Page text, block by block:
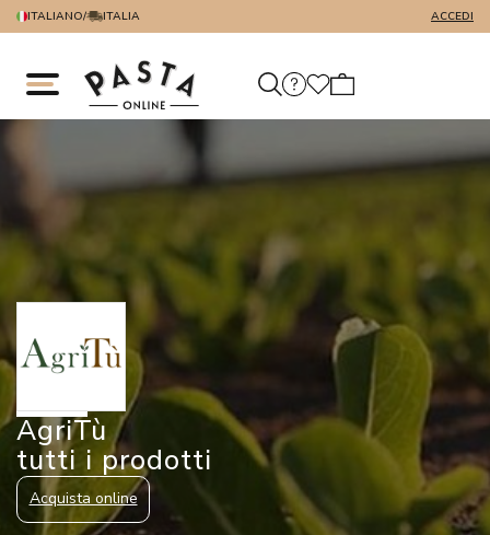
ITALIANO/ ITALIA ACCEDI
AgriTù
tutti i prodotti
Acquista online